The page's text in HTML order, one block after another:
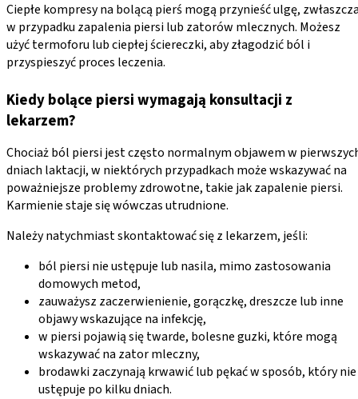
Ciepłe kompresy na bolącą pierś mogą przynieść ulgę,
w przypadku zapalenia piersi lub zatorów mlecznych. Możesz
użyć termoforu lub ciepłej ściereczki, aby złagodzić ból i
przyspieszyć proces leczenia.
Kiedy bolące piersi wymagają konsultacji z
lekarzem?
Chociaż ból piersi jest często normalnym objawem w
dniach laktacji, w niektórych przypadkach może wskazywać na
poważniejsze problemy zdrowotne, takie jak zapalenie piersi.
Karmienie staje się wówczas utrudnione.
Należy natychmiast skontaktować się z lekarzem, jeśli:
ból piersi nie ustępuje lub nasila, mimo zastosowania
domowych metod,
zauważysz zaczerwienienie, gorączkę, dreszcze lub inne
objawy wskazujące na infekcję,
w piersi pojawią się twarde, bolesne guzki, które mogą
wskazywać na zator mleczny,
brodawki zaczynają krwawić lub pękać w sposób, który nie
ustępuje po kilku dniach.